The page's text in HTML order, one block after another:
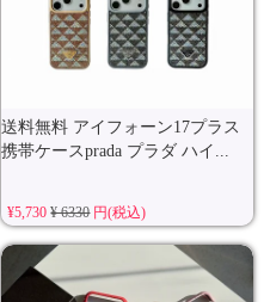
送料無料 アイフォーン17プラス
携帯ケースprada プラダ ハイ...
¥5,730¥ 6330円(税込)